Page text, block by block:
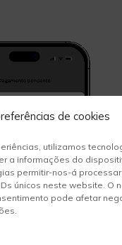
de cookies
utilizamos
a informações do
permitir-nos-á
únicos neste website. O
pode afetar